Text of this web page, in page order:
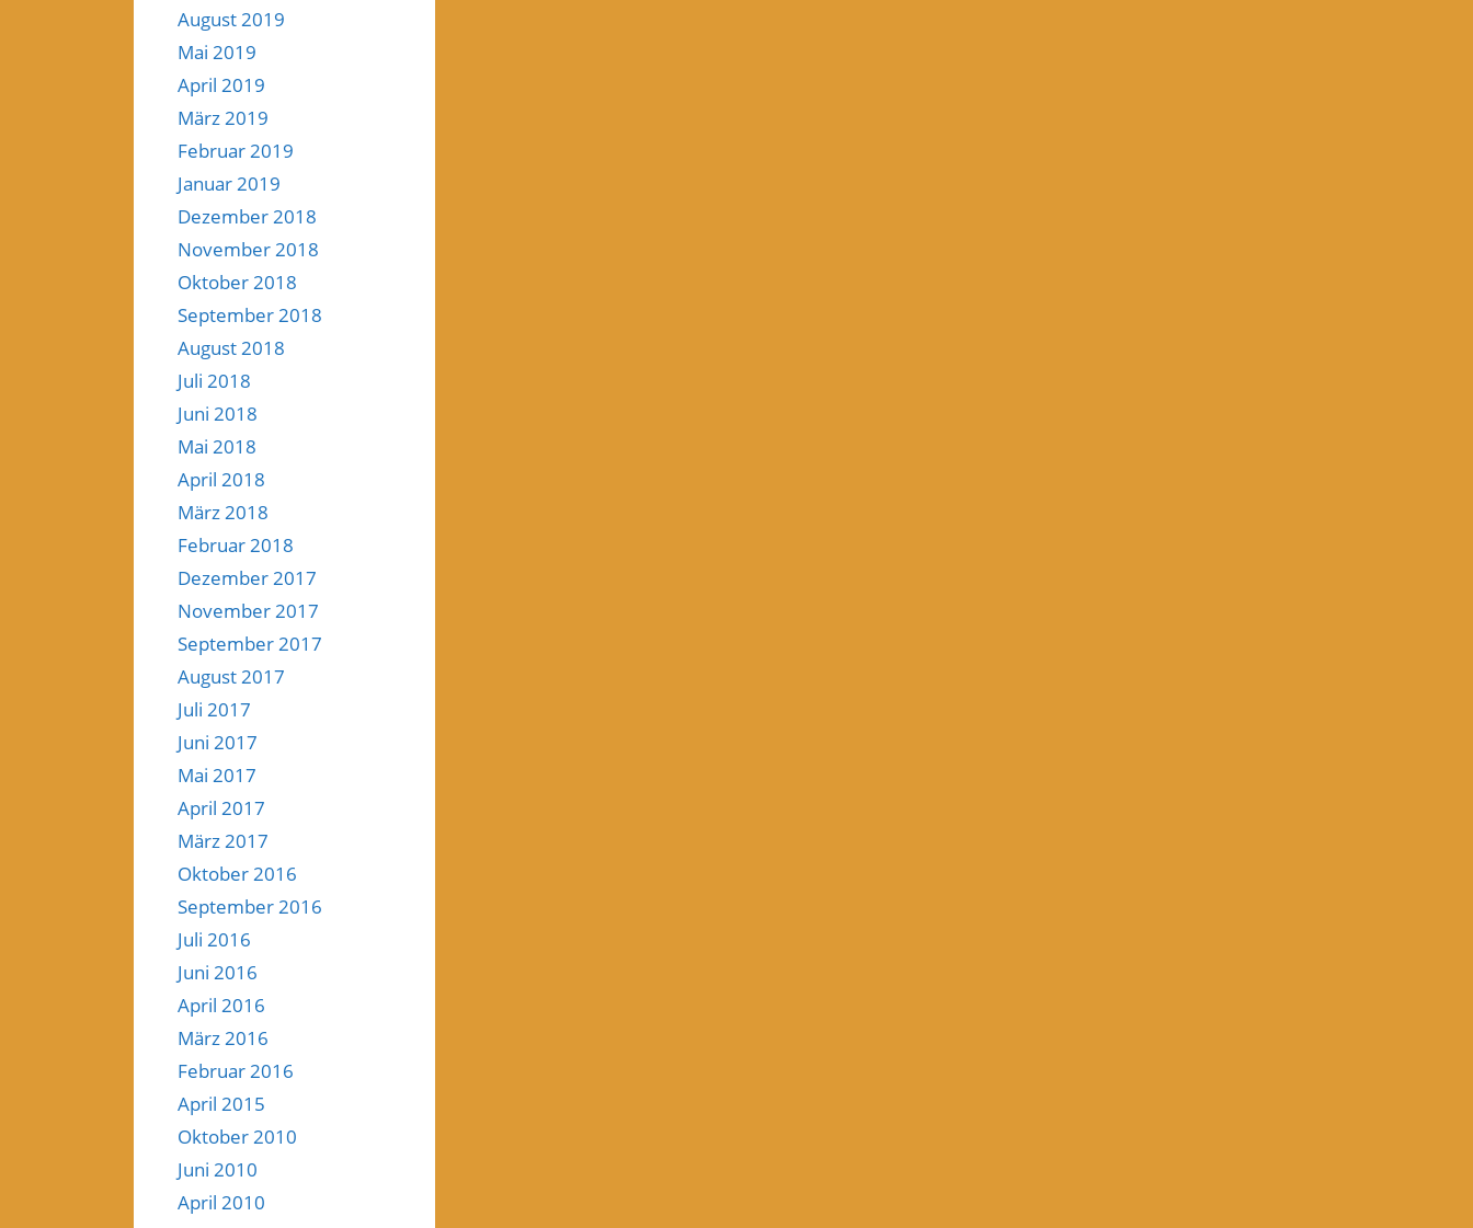
August 2019
Mai 2019
April 2019
März 2019
Februar 2019
Januar 2019
Dezember 2018
November 2018
Oktober 2018
September 2018
August 2018
Juli 2018
Juni 2018
Mai 2018
April 2018
März 2018
Februar 2018
Dezember 2017
November 2017
September 2017
August 2017
Juli 2017
Juni 2017
Mai 2017
April 2017
März 2017
Oktober 2016
September 2016
Juli 2016
Juni 2016
April 2016
März 2016
Februar 2016
April 2015
Oktober 2010
Juni 2010
April 2010